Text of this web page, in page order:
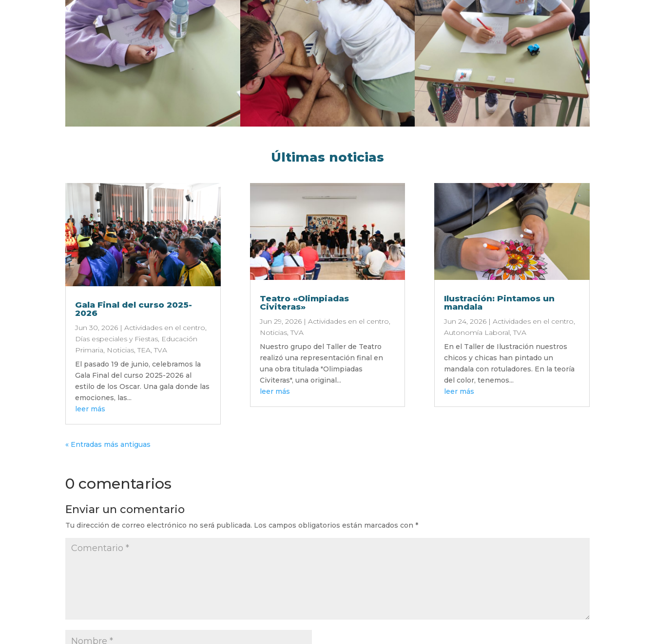
Últimas noticias
Gala Final del curso 2025-
2026
Jun 30, 2026 |Actividades en el centro,
Días especiales y Fiestas, Educación
Primaria, Noticias,TEA,TVA
El pasado 19 de junio, celebramos la
Gala Final del curso 2025-2026 al
estilo de los Oscar. Una gala donde las
emociones, las...
leer más
Teatro «Olimpiadas
Civiteras»
Jun 29, 2026| Actividades en el centro,
Noticias,TVA
Nuestro grupo del Taller de Teatro
realizó una representación final en
una obra titulada "Olimpiadas
Civiteras", una original...
leer más
Ilustración: Pintamos un
mandala
Jun 24, 2026| Actividades en el centro,
Autonomía Laboral,TVA
En el Taller de Ilustración nuestros
chicos y chicas han pintado un
mandala con rotuladores. En la teoría
del color, tenemos...
leer más
« Entradas más antiguas
0 comentarios
Enviar un comentario
Tu dirección de correo electrónico no será publicada. Los campos obligatorios están marcados con*